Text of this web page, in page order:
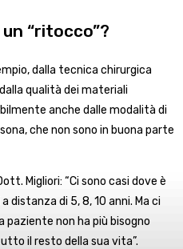
“ritocco”?
dalla tecnica chirurgica
qualità dei materiali
anche dalle modalità di
che non sono in buona parte
Migliori: “Ci sono casi dove è
distanza di 5, 8, 10 anni. Ma ci
non ha più bisogno
il resto della sua vita”.